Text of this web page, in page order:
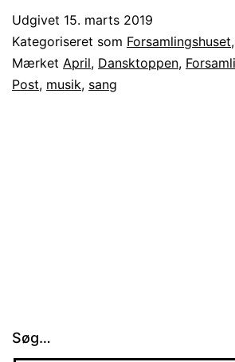
Udgivet 15. marts 2019
Kategoriseret som Forsamlingshuset,
Mærket April, Dansktoppen,
Post, musik, sang
Søg…